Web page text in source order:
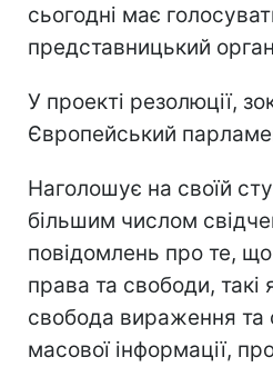
сьогодні має
представницький
У проекті резолюції,
Європейський
Наголошує на своїй
більшим числом
повідомлень про те,
права та свободи, такі
свобода вираження та
масової інформації,